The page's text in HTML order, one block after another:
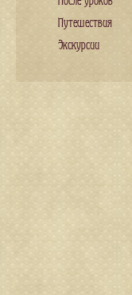
Путешествия
Экскурсии